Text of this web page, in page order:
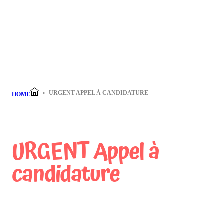
HOME URGENT APPEL À CANDIDATURE
URGENT Appel à
candidature